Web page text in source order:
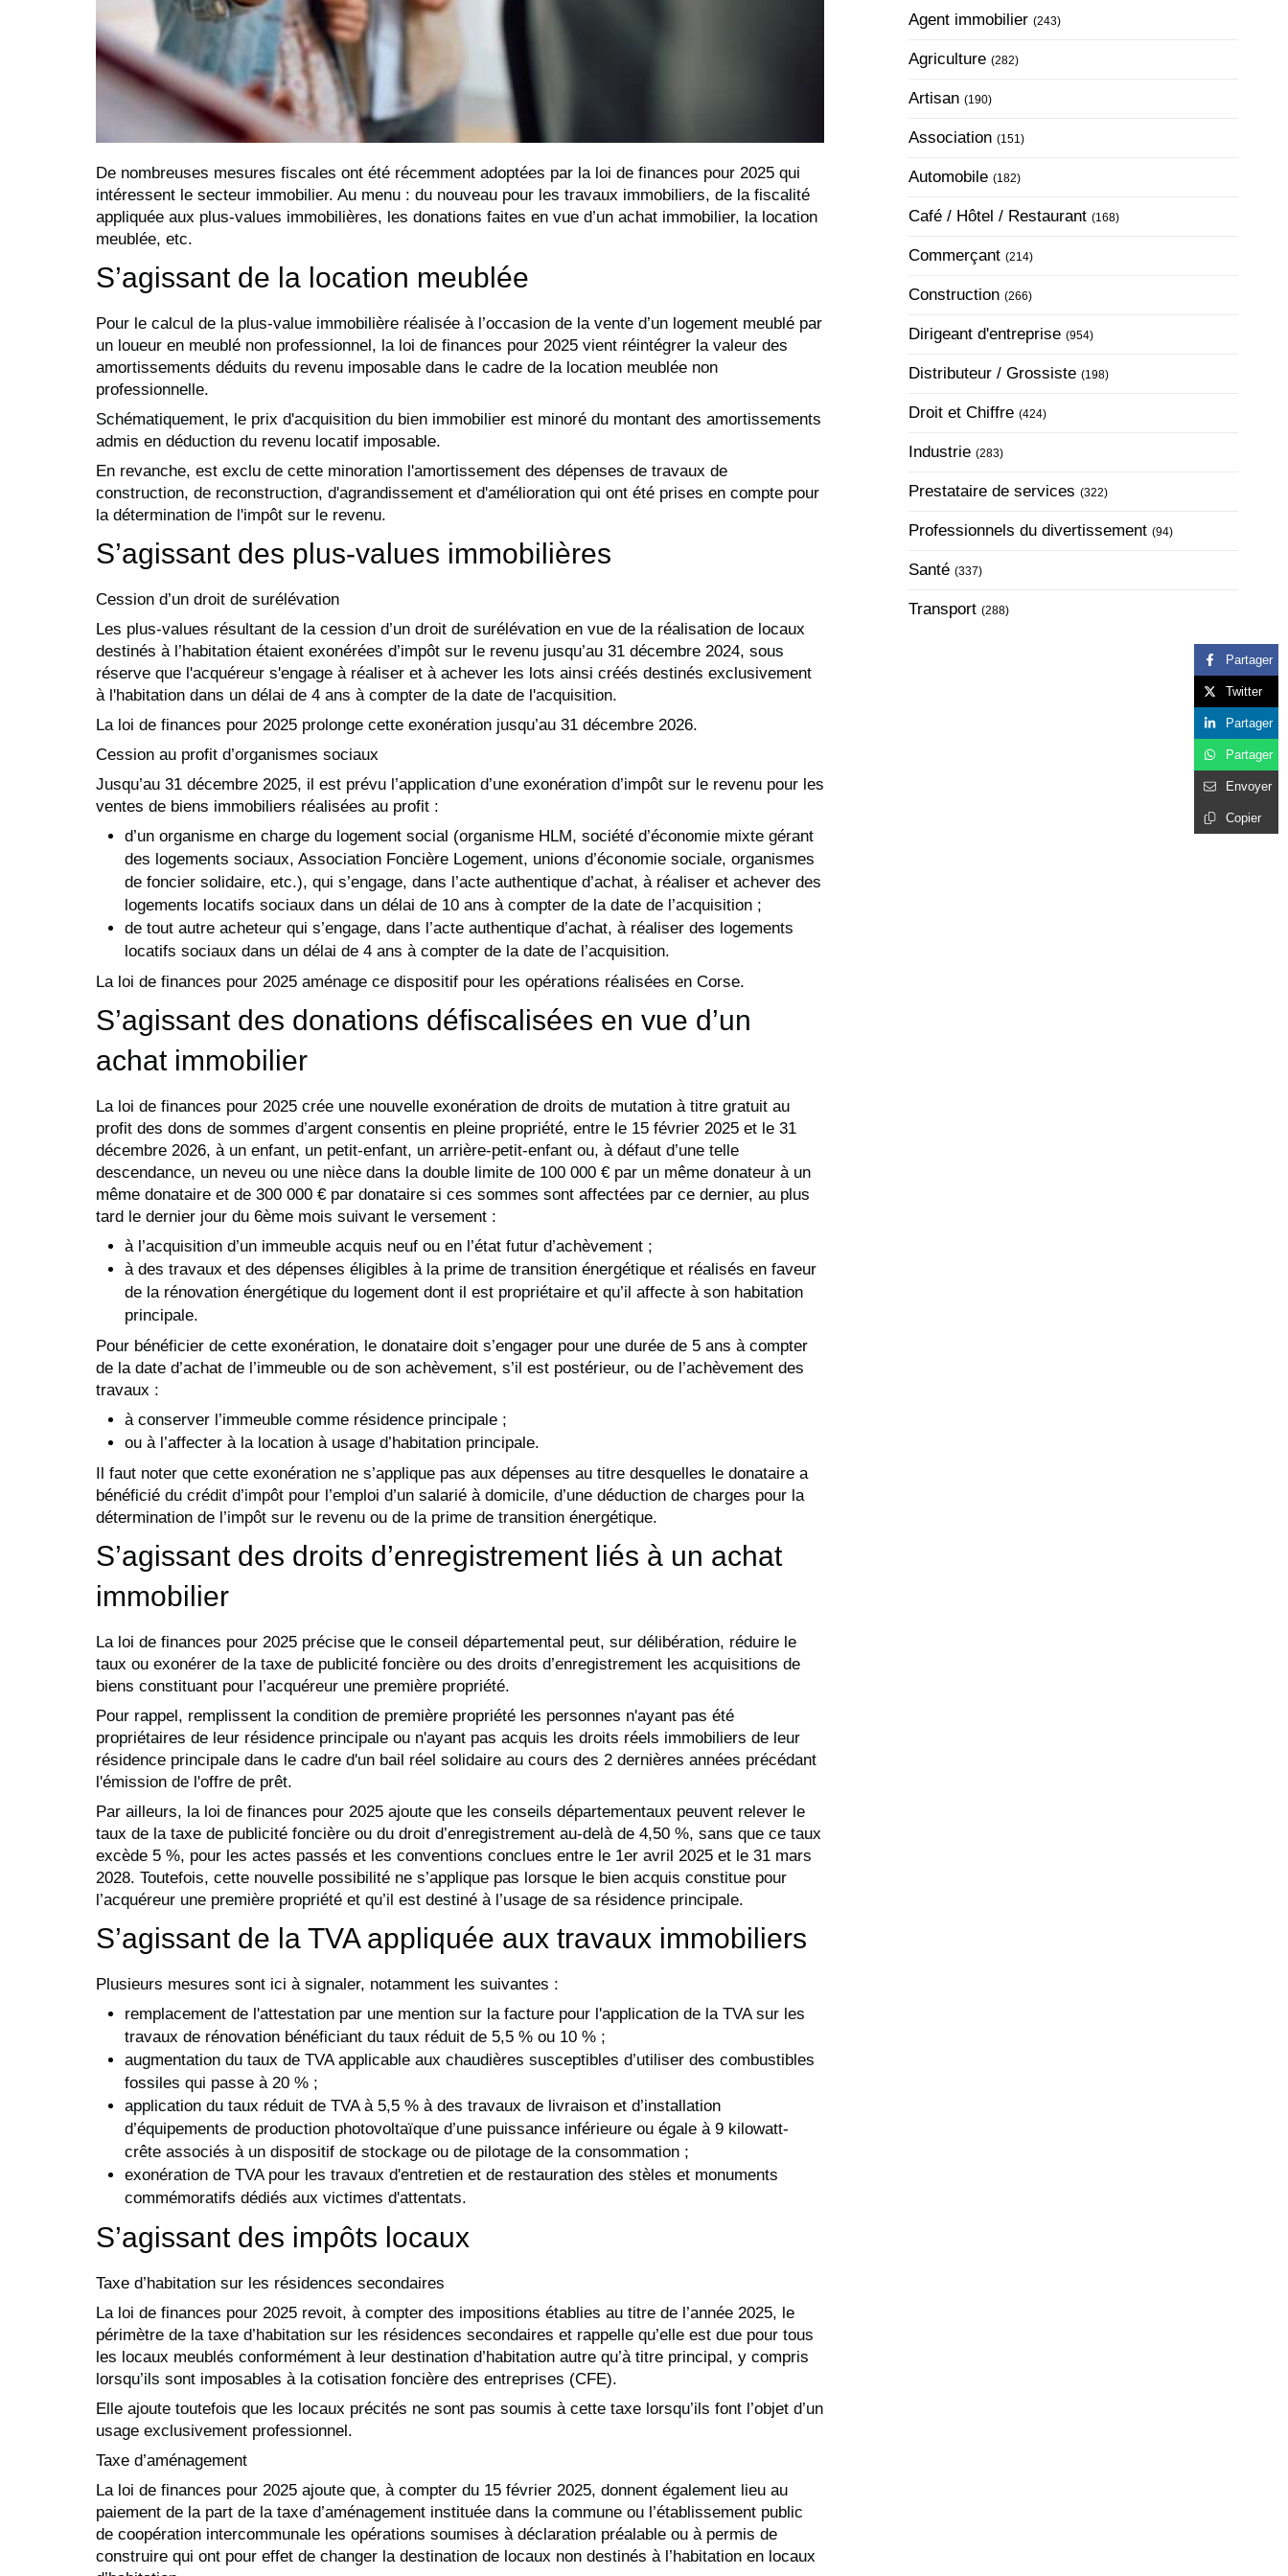
De nombreuses mesures fiscales ont été récemment adoptées par la loi de finances pour 2025 qui
intéressent le secteur immobilier. Au menu : du nouveau pour les travaux immobiliers, de la fiscalité
appliquée aux plus-values immobilières, les donations faites en vue d’un achat immobilier, la location
meublée, etc.
S’agissant de la location meublée
Pour le calcul de la plus-value immobilière réalisée à l’occasion de la vente d’un logement meublé par
un loueur en meublé non professionnel, la loi de finances pour 2025 vient réintégrer la valeur des
amortissements déduits du revenu imposable dans le cadre de la location meublée non
professionnelle.
Schématiquement, le prix d'acquisition du bien immobilier est minoré du montant des amortissements
admis en déduction du revenu locatif imposable.
En revanche, est exclu de cette minoration l'amortissement des dépenses de travaux de
construction, de reconstruction, d'agrandissement et d'amélioration qui ont été prises en compte pour
la détermination de l'impôt sur le revenu.
S’agissant des plus-values immobilières
Cession d’un droit de surélévation
Les plus-values résultant de la cession d’un droit de surélévation en vue de la réalisation de locaux
destinés à l’habitation étaient exonérées d’impôt sur le revenu jusqu’au 31 décembre 2024, sous
réserve que l'acquéreur s'engage à réaliser et à achever les lots ainsi créés destinés exclusivement
à l'habitation dans un délai de 4 ans à compter de la date de l'acquisition.
La loi de finances pour 2025 prolonge cette exonération jusqu’au 31 décembre 2026.
Cession au profit d’organismes sociaux
Jusqu’au 31 décembre 2025, il est prévu l’application d’une exonération d’impôt sur le revenu pour les
ventes de biens immobiliers réalisées au profit :
d’un organisme en charge du logement social (organisme HLM, société d’économie mixte gérant
des logements sociaux, Association Foncière Logement, unions d’économie sociale, organismes
de foncier solidaire, etc.), qui s’engage, dans l’acte authentique d’achat, à réaliser et achever des
logements locatifs sociaux dans un délai de 10 ans à compter de la date de l’acquisition ;
de tout autre acheteur qui s’engage, dans l’acte authentique d’achat, à réaliser des logements
locatifs sociaux dans un délai de 4 ans à compter de la date de l’acquisition.
La loi de finances pour 2025 aménage ce dispositif pour les opérations réalisées en Corse.
S’agissant des donations défiscalisées en vue d’un
achat immobilier
La loi de finances pour 2025 crée une nouvelle exonération de droits de mutation à titre gratuit au
profit des dons de sommes d’argent consentis en pleine propriété, entre le 15 février 2025 et le 31
décembre 2026, à un enfant, un petit-enfant, un arrière-petit-enfant ou, à défaut d’une telle
descendance, un neveu ou une nièce dans la double limite de 100 000 € par un même donateur à un
même donataire et de 300 000 € par donataire si ces sommes sont affectées par ce dernier, au plus
tard le dernier jour du 6ème mois suivant le versement :
à l’acquisition d’un immeuble acquis neuf ou en l’état futur d’achèvement ;
à des travaux et des dépenses éligibles à la prime de transition énergétique et réalisés en faveur
de la rénovation énergétique du logement dont il est propriétaire et qu’il affecte à son habitation
principale.
Pour bénéficier de cette exonération, le donataire doit s’engager pour une durée de 5 ans à compter
de la date d’achat de l’immeuble ou de son achèvement, s’il est postérieur, ou de l’achèvement des
travaux :
à conserver l’immeuble comme résidence principale ;
ou à l’affecter à la location à usage d’habitation principale.
Il faut noter que cette exonération ne s’applique pas aux dépenses au titre desquelles le donataire a
bénéficié du crédit d’impôt pour l’emploi d’un salarié à domicile, d’une déduction de charges pour la
détermination de l’impôt sur le revenu ou de la prime de transition énergétique.
S’agissant des droits d’enregistrement liés à un achat
immobilier
La loi de finances pour 2025 précise que le conseil départemental peut, sur délibération, réduire le
taux ou exonérer de la taxe de publicité foncière ou des droits d’enregistrement les acquisitions de
biens constituant pour l’acquéreur une première propriété.
Pour rappel, remplissent la condition de première propriété les personnes n'ayant pas été
propriétaires de leur résidence principale ou n'ayant pas acquis les droits réels immobiliers de leur
résidence principale dans le cadre d'un bail réel solidaire au cours des 2 dernières années précédant
l'émission de l'offre de prêt.
Par ailleurs, la loi de finances pour 2025 ajoute que les conseils départementaux peuvent relever le
taux de la taxe de publicité foncière ou du droit d’enregistrement au-delà de 4,50 %, sans que ce taux
excède 5 %, pour les actes passés et les conventions conclues entre le 1er avril 2025 et le 31 mars
2028. Toutefois, cette nouvelle possibilité ne s’applique pas lorsque le bien acquis constitue pour
l’acquéreur une première propriété et qu’il est destiné à l’usage de sa résidence principale.
S’agissant de la TVA appliquée aux travaux immobiliers
Plusieurs mesures sont ici à signaler, notamment les suivantes :
remplacement de l'attestation par une mention sur la facture pour l'application de la TVA sur les
travaux de rénovation bénéficiant du taux réduit de 5,5 % ou 10 % ;
augmentation du taux de TVA applicable aux chaudières susceptibles d’utiliser des combustibles
fossiles qui passe à 20 % ;
application du taux réduit de TVA à 5,5 % à des travaux de livraison et d’installation
d’équipements de production photovoltaïque d’une puissance inférieure ou égale à 9 kilowatt-
crête associés à un dispositif de stockage ou de pilotage de la consommation ;
exonération de TVA pour les travaux d'entretien et de restauration des stèles et monuments
commémoratifs dédiés aux victimes d'attentats.
S’agissant des impôts locaux
Taxe d’habitation sur les résidences secondaires
La loi de finances pour 2025 revoit, à compter des impositions établies au titre de l’année 2025, le
périmètre de la taxe d’habitation sur les résidences secondaires et rappelle qu’elle est due pour tous
les locaux meublés conformément à leur destination d’habitation autre qu’à titre principal, y compris
lorsqu’ils sont imposables à la cotisation foncière des entreprises (CFE).
Elle ajoute toutefois que les locaux précités ne sont pas soumis à cette taxe lorsqu’ils font l’objet d’un
usage exclusivement professionnel.
Taxe d’aménagement
La loi de finances pour 2025 ajoute que, à compter du 15 février 2025, donnent également lieu au
paiement de la part de la taxe d’aménagement instituée dans la commune ou l’établissement public
de coopération intercommunale les opérations soumises à déclaration préalable ou à permis de
construire qui ont pour effet de changer la destination de locaux non destinés à l’habitation en locaux
Partager
Twitter
Partager
Partager
Envoyer
Copier
Agent immobilier (243)
Agriculture (282)
Artisan (190)
Association (151)
Automobile (182)
Café / Hôtel / Restaurant (168)
Commerçant (214)
Construction (266)
Dirigeant d'entreprise (954)
Distributeur / Grossiste (198)
Droit et Chiffre (424)
Industrie (283)
Prestataire de services (322)
Professionnels du divertissement (94)
Santé (337)
Transport (288)